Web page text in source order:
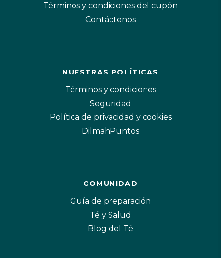
Términos y condiciones del cupón
Contáctenos
NUESTRAS POLÍTICAS
Términos y condiciones
Seguridad
Política de privacidad y cookies
DilmahPuntos
COMUNIDAD
Guía de preparación
Té y Salud
Blog del Té